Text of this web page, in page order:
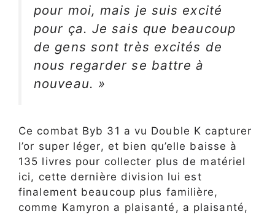
pour moi, mais je suis excité
pour ça. Je sais que beaucoup
de gens sont très excités de
nous regarder se battre à
nouveau. »
Ce combat Byb 31 a vu Double K capturer
l’or super léger, et bien qu’elle baisse à
135 livres pour collecter plus de matériel
ici, cette dernière division lui est
finalement beaucoup plus familière,
comme Kamyron a plaisanté, a plaisanté,